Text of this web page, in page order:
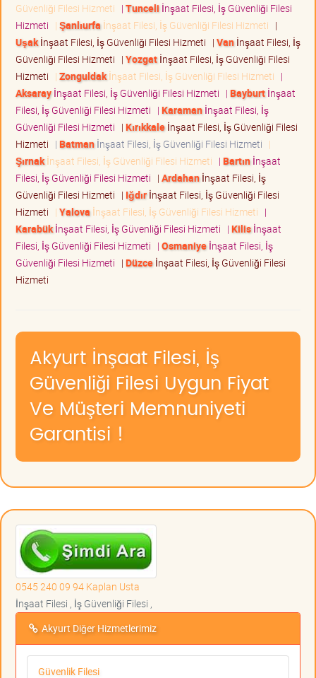
Güvenliği Filesi Hizmeti | Tunceli İnşaat Filesi, İş Güvenliği Filesi
Hizmeti | Şanlıurfa İnşaat Filesi, İş Güvenliği Filesi Hizmeti |
Uşakİnşaat Filesi, İş Güvenliği Filesi Hizmeti | Vanİnşaat Filesi, İş
Güvenliği Filesi Hizmeti | Yozgatİnşaat Filesi, İş Güvenliği Filesi
Hizmeti | Zonguldakİnşaat Filesi, İş Güvenliği Filesi Hizmeti |
Aksarayİnşaat Filesi, İş Güvenliği Filesi Hizmeti | Bayburtİnşaat
Filesi, İş Güvenliği Filesi Hizmeti | Karamanİnşaat Filesi, İş
Güvenliği Filesi Hizmeti | Kırıkkaleİnşaat Filesi, İş Güvenliği Filesi
Hizmeti | Batmanİnşaat Filesi, İş Güvenliği Filesi Hizmeti |
Şırnakİnşaat Filesi, İş Güvenliği Filesi Hizmeti | Bartınİnşaat
Filesi, İş Güvenliği Filesi Hizmeti | Ardahanİnşaat Filesi, İş
Güvenliği Filesi Hizmeti | Iğdırİnşaat Filesi, İş Güvenliği Filesi
Hizmeti | Yalova İnşaat Filesi, İş Güvenliği Filesi Hizmeti |
Karabükİnşaat Filesi, İş Güvenliği Filesi Hizmeti | Kilisİnşaat
Filesi, İş Güvenliği Filesi Hizmeti | Osmaniyeİnşaat Filesi, İş
Güvenliği Filesi Hizmeti | Düzceİnşaat Filesi, İş Güvenliği Filesi
Hizmeti
Akyurt İnşaat Filesi, İş
Güvenliği Filesi Uygun Fiyat
Ve Müşteri Memnuniyeti
Garantisi !
0545 240 09 94 Kaplan Usta
İnşaat Filesi , İş Güvenliği Filesi ,
Akyurt Diğer Hizmetlerimiz
Güvenlik Filesi